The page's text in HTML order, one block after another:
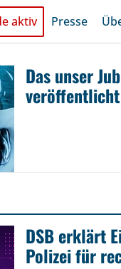
aktiv Presse
Das unser
veröffentlicht
DSB erklärt
Polizei für